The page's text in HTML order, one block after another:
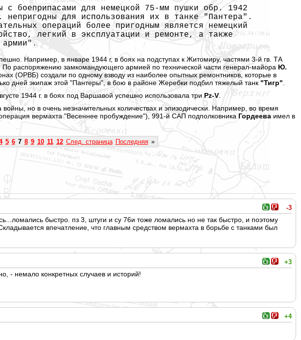
с боеприпасами для немецкой 75-мм пушки обр. 1942
для использования их в танке "Пантера".
операций более пригодным является немецкий
легкий в эксплуатации и ремонте, а также
армии".
Например, в январе 1944 г, в боях на подступах к Житомиру, частями 3-й гв. ТА
распоряжению замкомандующего армией по технической части генерал-майора Ю.
(ОРВБ) создали по одному взводу из наиболее опытных ремонтников, которые в
дней экипаж этой "Пантеры", в бою в районе Жеребки подбил тяжелый танк "Тигр"
1944 г. в боях под Варшавой успешно использовала три Pz-V
но в очень незначительных количествах и эпизодически. Например, во время
вермахта "Весеннее пробуждение"), 991-й САП подполковника Гордеева имел в
5 6 7 8 9 10 11 12 След. страница Последняя »
-3
быстро. пз 3, штуги и су 76и тоже ломались но не так быстро, и поэтому
впечатление, что главным средством вермахта в борьбе с танками был
+3
- немало конкретных случаев и историй!
+4